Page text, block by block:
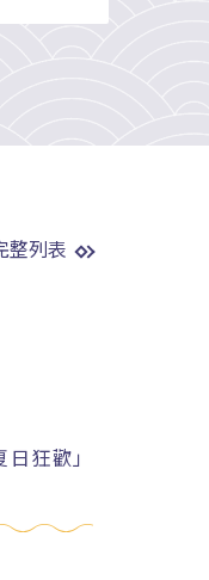
整列表
狂歡」